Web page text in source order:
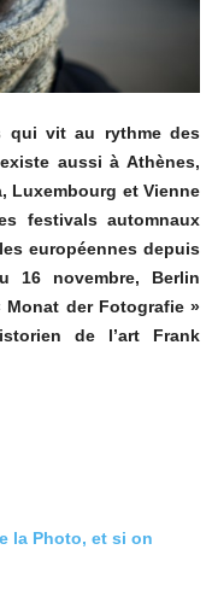
qui vit au rythme des
aussi à Athènes,
Luxembourg et Vienne
festivals automnaux
européennes depuis
16 novembre, Berlin
der Fotografie »
de l’art Frank
la Photo, et si on